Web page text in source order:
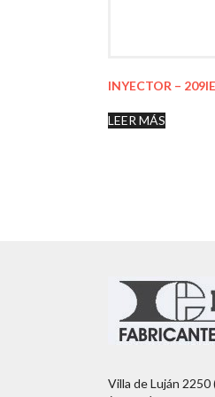
INYECTOR –
LEER MÁS
Villa de Luján